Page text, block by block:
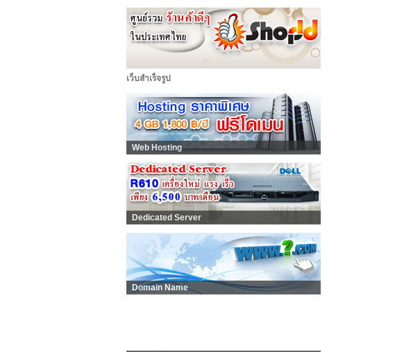
เว็บสำเร็จรูป
Web Hosting
Dedicated Server
Domain Name